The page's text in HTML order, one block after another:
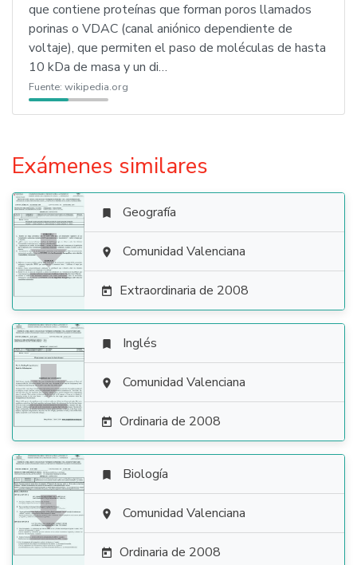
que contiene proteínas que forman poros llamados
porinas o VDAC (canal aniónico dependiente de
voltaje), que permiten el paso de moléculas de hasta
10 kDa de masa y un di…
Fuente: wikipedia.org
Exámenes similares

 Geografía
 Comunidad Valenciana
 Extraordinaria de 2008

 Inglés
 Comunidad Valenciana
 Ordinaria de 2008

 Biología
 Comunidad Valenciana
 Ordinaria de 2008